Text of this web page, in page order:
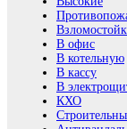
В офис
В котельную
В кассу
В
КХО